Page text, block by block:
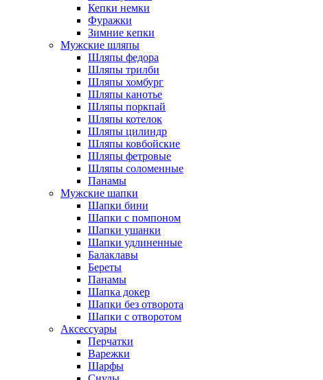
Кепки немки
Фуражки
Зимние кепки
Мужские шляпы
Шляпы федора
Шляпы трилби
Шляпы хомбург
Шляпы канотье
Шляпы поркпай
Шляпы котелок
Шляпы цилиндр
Шляпы ковбойские
Шляпы фетровые
Шляпы соломенные
Панамы
Мужские шапки
Шапки бини
Шапки с помпоном
Шапки ушанки
Шапки удлиненные
Балаклавы
Береты
Панамы
Шапка докер
Шапки без отворота
Шапки с отворотом
Аксессуары
Перчатки
Варежки
Шарфы